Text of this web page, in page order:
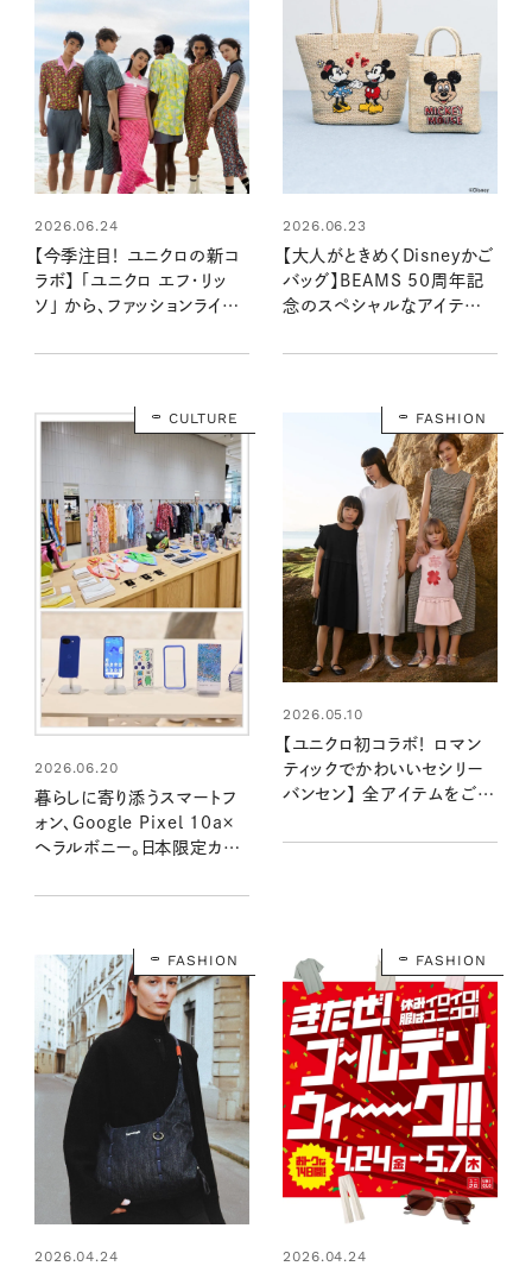
2026.06.24
【今季注目！ ユニクロの新コ
ラボ】 「ユニクロ エフ・リッ
ソ」 から、ファッションライタ
夏服５選
2026.06.23
【大人がときめくDisneyかご
バッグ】BEAMS 50周年記
念のスペシャルなアイテム
やっぱり格別
CULTURE
2026.06.20
暮らしに寄り添うスマートフ
ォン、Google Pixel 10a×
ヘラルボニー。日本限定カラ
られた「想い」と「願い」
FASHION
2026.05.10
【ユニクロ初コラボ！ ロマン
ティックでかわいいセシリー
バンセン】 全アイテムをご紹
しい！
FASHION
2026.04.24
FASHION
2026.04.24